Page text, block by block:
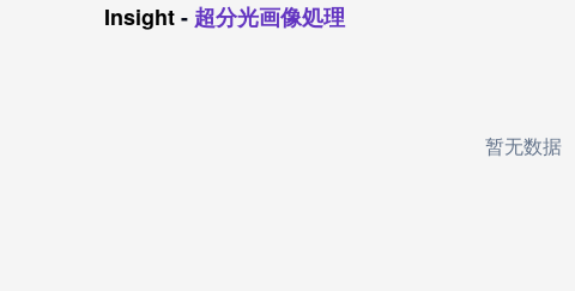
Insight- 超分光画像処理
暂无数据